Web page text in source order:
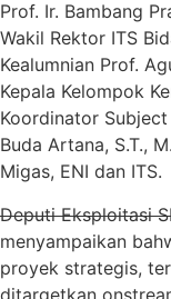
Prof. Ir. Bambang
Wakil Rektor ITS
Kealumnian Prof.
Kepala Kelompok
Koordinator
Buda Artana, S.T.,
Migas, ENI dan ITS.
Deputi Eksploitasi
menyampaikan
proyek strategis,
ditargetkan